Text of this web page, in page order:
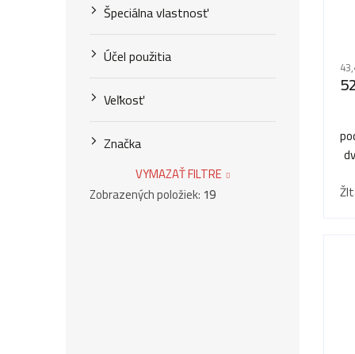
Špeciálna vlastnosť
Účel použitia
Veľkosť
Značka
VYMAZAŤ FILTRE
Zobrazených položiek:19